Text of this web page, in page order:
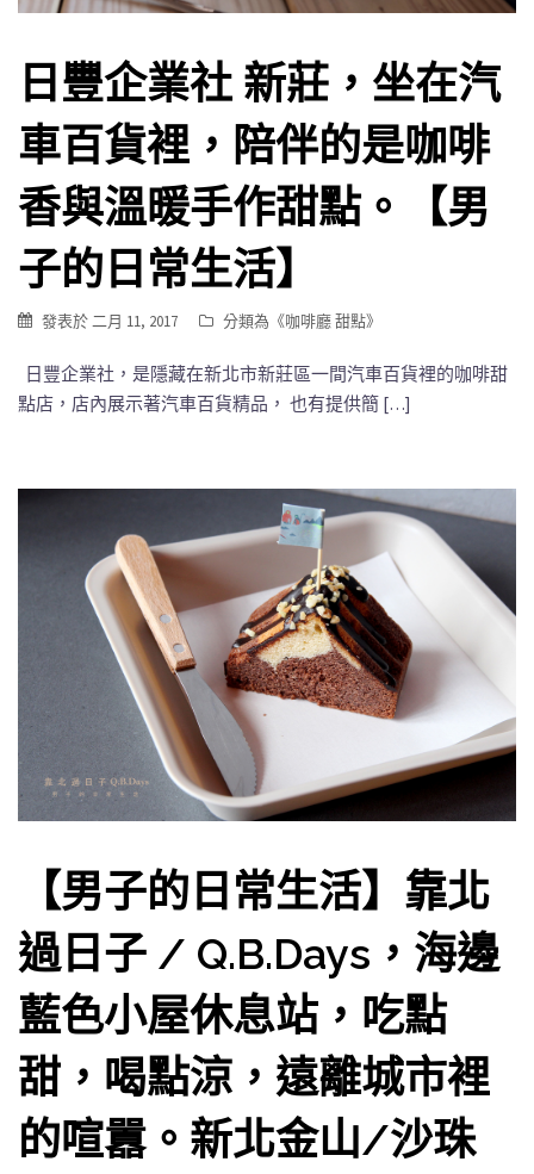
日豐企業社 新莊，坐在汽
車百貨裡，陪伴的是咖啡
香與溫暖手作甜點。【男
子的日常生活】
發表於二月 11, 2017 分類為《咖啡廳 甜點》
日豐企業社，是隱藏在新北市新莊區一間汽車百貨裡的咖啡甜
點店，店內展示著汽車百貨精品， 也有提供簡 […]
【男子的日常生活】靠北
過日子 / Q.B.Days，海邊
藍色小屋休息站，吃點
甜，喝點涼，遠離城市裡
的喧囂。新北金山/沙珠